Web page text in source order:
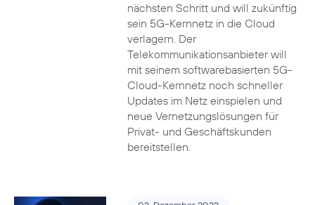
nächsten Schritt und will zukünftig
sein 5G-Kernnetz in die Cloud
verlagern. Der
Telekommunikationsanbieter will
mit seinem softwarebasierten 5G-
Cloud-Kernnetz noch schneller
Updates im Netz einspielen und
neue Vernetzungslösungen für
Privat- und Geschäftskunden
bereitstellen.